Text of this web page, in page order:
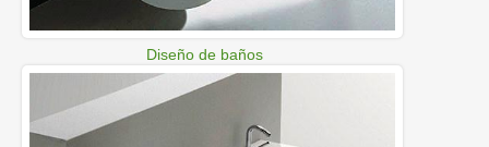
Diseño de baños